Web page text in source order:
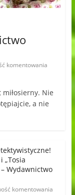
komentowania
miłosierny. Nie
a nie
„Tosia
Wydawnictwo
komentowania